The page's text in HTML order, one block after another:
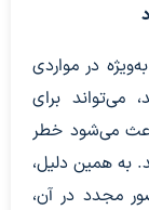
در مواردی
می‌تواند برای
می‌شود خطر
به همین دلیل،
مجدد در آن،